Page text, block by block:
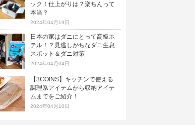
ック！仕上がりは？楽ちんって
本当？
2024年04月19日
日本の家はダニにとって高級ホ
テル！？見逃しがちなダニ生息
スポット＆ダニ対策
2024年04月04日
【3COINS】キッチンで使える
調理系アイテムから収納アイテ
ムまでをご紹介！
2024年04月10日